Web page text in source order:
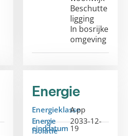
Beschutte
ligging
In bosrijke
omgeving
Energie
Energieklasse
A pp
Energie
einddatum
2033-12-
19
Isolatie